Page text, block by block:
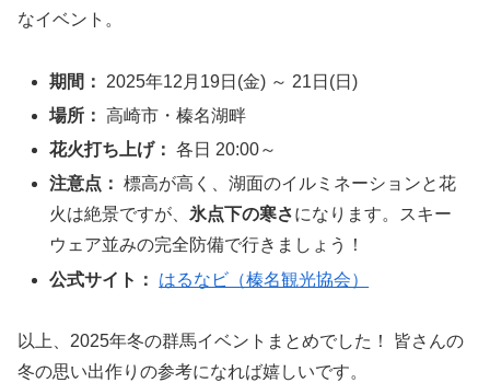
なイベント。
期間：
2025年12月19日(金) ～ 21日(日)
場所： 高崎市・榛名湖畔
花火打ち上げ： 各日 20:00～
注意点： 標高が高く、湖面のイルミネーションと花
火は絶景ですが、 氷点下の寒さになります。スキー
ウェア並みの完全防備で行きましょう！
公式サイト：
はるなビ（榛名観光協会）
以上、2025年冬の群馬イベントまとめでした！ 皆さんの
冬の思い出作りの参考になれば嬉しいです。